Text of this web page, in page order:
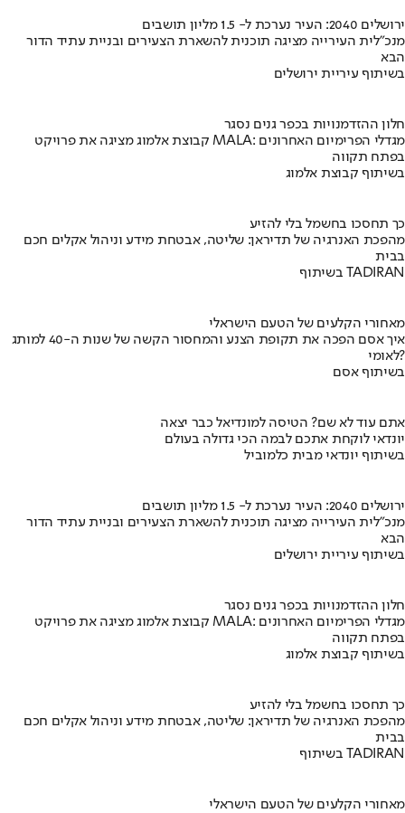
ירושלים 2040: העיר נערכת ל- 1.5 מליון תושבים
מנכ"לית העירייה מציגה תוכנית להשארת הצעירים ובניית עתיד הדור
הבא
בשיתוף עיריית ירושלים
חלון ההזדמנויות בכפר גנים נסגר
קבוצת אלמוג מציגה את פרויקט MALA: מגדלי הפרימיום האחרונים
בפתח תקווה
בשיתוף קבוצת אלמוג
כך תחסכו בחשמל בלי להזיע
מהפכת האנרגיה של תדיראן: שליטה, אבטחת מידע וניהול אקלים חכם
בבית
בשיתוף TADIRAN
מאחורי הקלעים של הטעם הישראלי
איך אסם הפכה את תקופת הצנע והמחסור הקשה של שנות ה-40 למותג
לאומי?
בשיתוף אסם
אתם עוד לא שם? הטיסה למונדיאל כבר יצאה
יונדאי לוקחת אתכם לבמה הכי גדולה בעולם
בשיתוף יונדאי מבית כלמוביל
ירושלים 2040: העיר נערכת ל- 1.5 מליון תושבים
מנכ"לית העירייה מציגה תוכנית להשארת הצעירים ובניית עתיד הדור
הבא
בשיתוף עיריית ירושלים
חלון ההזדמנויות בכפר גנים נסגר
קבוצת אלמוג מציגה את פרויקט MALA: מגדלי הפרימיום האחרונים
בפתח תקווה
בשיתוף קבוצת אלמוג
כך תחסכו בחשמל בלי להזיע
מהפכת האנרגיה של תדיראן: שליטה, אבטחת מידע וניהול אקלים חכם
בבית
בשיתוף TADIRAN
מאחורי הקלעים של הטעם הישראלי